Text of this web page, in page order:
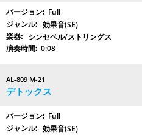
Full
効果音(SE)
シンセベル/ストリングス
0:08
AL-809 M-21
デトックス
Full
効果音(SE)